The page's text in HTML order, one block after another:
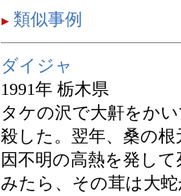
類似事例
ダイジャ
1991年 栃木県
タケの沢で大鼾をか
殺した。翌年、桑の
因不明の高熱を発し
みたら、その茸は大